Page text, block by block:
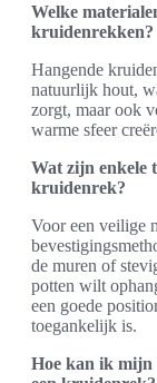
Welke
kruidenrekken?
Hangende
natuurlijk hout,
zorgt, maar ook
warme sfeer
Wat zijn enkele
kruidenrek?
Voor een veilige
de muren of
potten wilt
een goede
toegankelijk is.
Hoe kan ik mijn